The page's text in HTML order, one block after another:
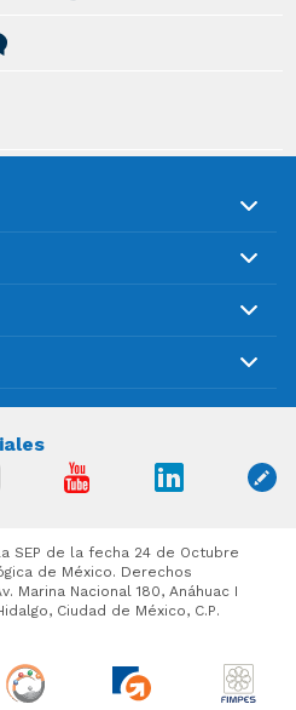
SEP de la fecha 24 de Octubre
de México. Derechos
Marina Nacional 180, Anáhuac I
Ciudad de México, C.P.